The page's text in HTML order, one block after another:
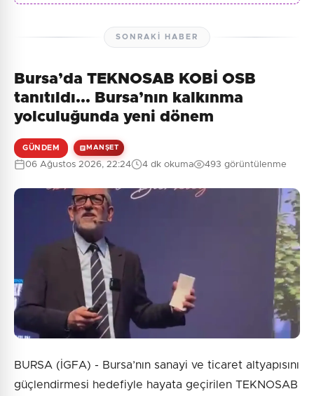
SONRAKI HABER
Bursa’da TEKNOSAB KOBİ OSB
tanıtıldı... Bursa’nın kalkınma
yolculuğunda yeni dönem
GÜNDEM MANŞET
06 Ağustos 2026, 22:24 4 dk okuma 493 görüntülenme
BURSA (İGFA) - Bursa’nın sanayi ve ticaret altyapısını
güçlendirmesi hedefiyle hayata geçirilen TEKNOSAB